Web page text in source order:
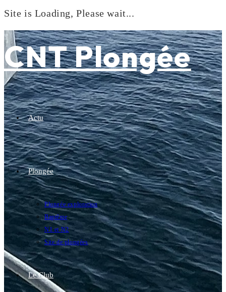
Site is Loading, Please wait...
to
content
CNT Plongée
Actu
Plongée
Plongée exploration
Baptême
N1 et N2
Site de plongées
Le Club